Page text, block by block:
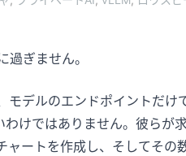
法、利用リファ
に役立つプロ
ぎません。
デルのエンドポイントだけ
けではありません。彼らが
ートを作成し、そしてその